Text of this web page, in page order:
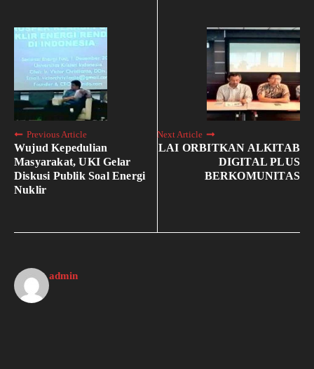
Previous Article
Wujud Kepedulian
Masyarakat, UKI Gelar
Diskusi Publik Soal Energi
Nuklir
Next Article
LAI ORBITKAN ALKITAB
DIGITAL PLUS
BERKOMUNITAS
admin